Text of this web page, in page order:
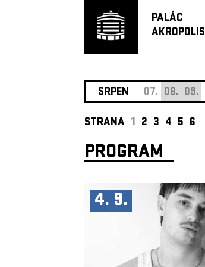
PALÁC
AKROPOLIS
SRPEN 07. 08. 09.
STRANA 1 2 3 4 5 6
PROGRAM
4. 9.